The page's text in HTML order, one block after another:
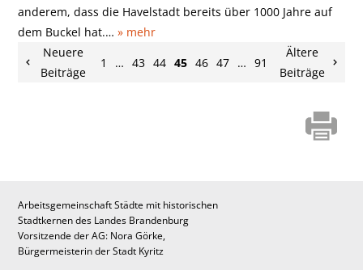
anderem, dass die Havelstadt bereits über 1000 Jahre auf
dem Buckel hat.…» mehr
Neuere
Beiträge
1 … 43 44 45 46 47 … 91
Ältere
Beiträge
Arbeitsgemeinschaft Städte mit historischen
Stadtkernen des Landes Brandenburg
Vorsitzende der AG: Nora Görke,
Bürgermeisterin der Stadt Kyritz